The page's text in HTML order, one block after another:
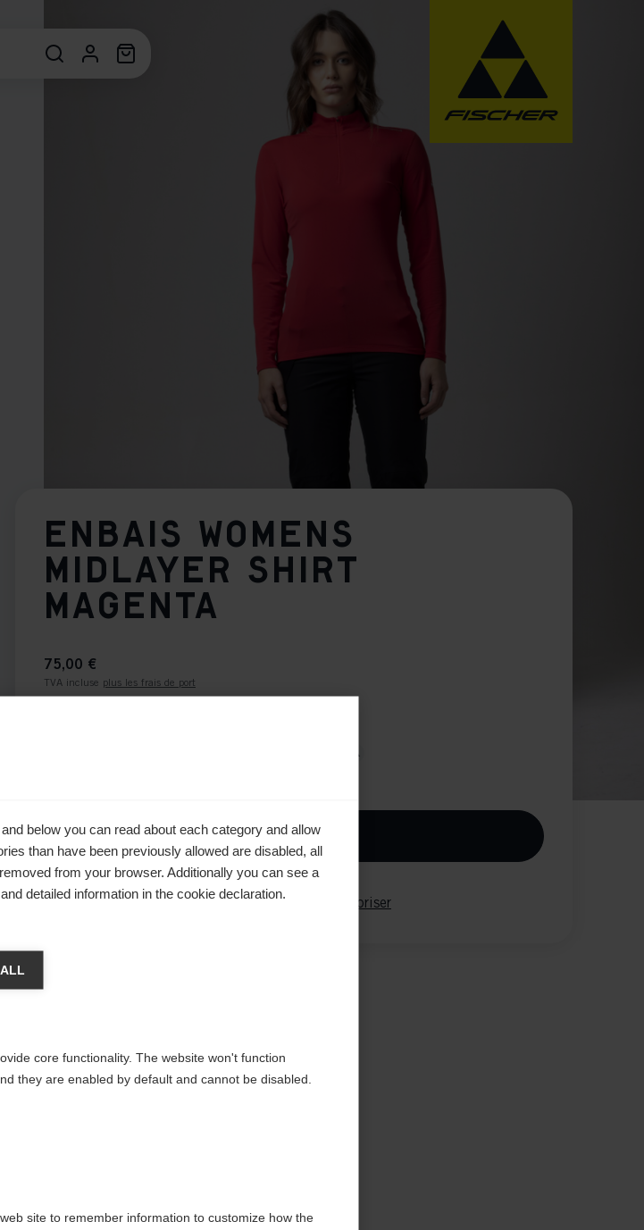
ENBAIS WOMENS
MIDLAYER SHIRT
MAGENTA
75,00 €
TVA incluse plus les frais de port
Ajouter au panier
Comparer Mémoriser
être redirigé(e)
below you can read about each category and allow
than have been previously allowed are disabled, all
from your browser. Additionally you can see a
detailed information in the cookie declaration.
core functionality. The website won't function
they are enabled by default and cannot be disabled.
site to remember information to customize how the